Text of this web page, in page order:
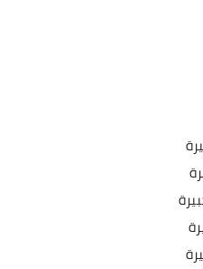
وصفات حصرية